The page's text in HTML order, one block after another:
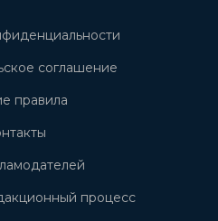
соглашение
правила
процесс